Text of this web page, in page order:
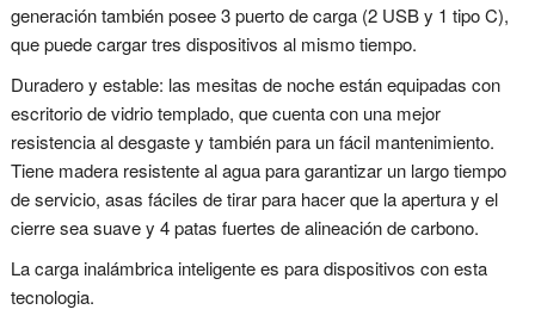
generación también posee 3 puerto de carga (2 USB y 1 tipo C),
que puede cargar tres dispositivos al mismo tiempo.
Duradero y estable: las mesitas de noche están equipadas con
escritorio de vidrio templado, que cuenta con una mejor
resistencia al desgaste y también para un fácil mantenimiento.
Tiene madera resistente al agua para garantizar un largo tiempo
de servicio, asas fáciles de tirar para hacer que la apertura y el
cierre sea suave y 4 patas fuertes de alineación de carbono.
La carga inalámbrica inteligente es para dispositivos con esta
tecnologia.